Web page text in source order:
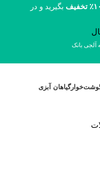
بگیرید و در
آلجی بانک
گیاهان آبزی